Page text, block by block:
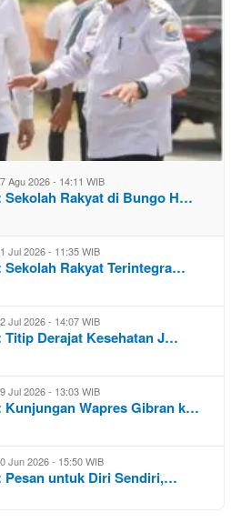
Agu 2026 - 14:11 WIB
Sekolah Rakyat di Bungo H…
Jul 2026 - 11:35 WIB
Sekolah Rakyat Terintegra…
Jul 2026 - 14:07 WIB
Titip Derajat Kesehatan J…
Jul 2026 - 13:03 WIB
Kunjungan Wapres Gibran k…
Jun 2026 - 15:50 WIB
Pesan untuk Diri Sendiri,…